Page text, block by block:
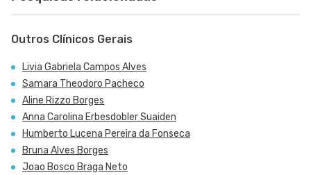
Outros Clínicos Gerais
Livia Gabriela Campos Alves
Samara Theodoro Pacheco
Aline Rizzo Borges
Anna Carolina Erbesdobler Suaiden
Humberto Lucena Pereira da Fonseca
Bruna Alves Borges
Joao Bosco Braga Neto